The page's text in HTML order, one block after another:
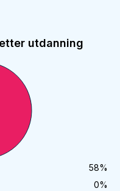
utdanning
58%
0%